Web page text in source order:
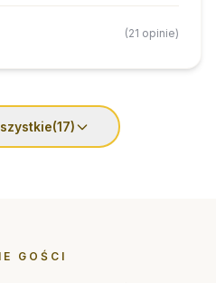
(21 opinie)
(17)
GOŚCI